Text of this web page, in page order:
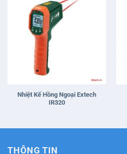
Nhiệt Kế Hồng Ngoại Extech
IR320
THÔNG TIN